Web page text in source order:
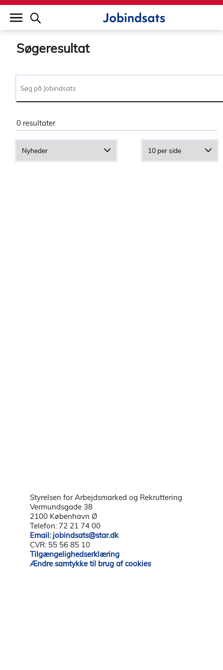
builddate: 2026-02-02 16:12:57
Søgeresultat
0 resultater
Styrelsen for Arbejdsmarked og Rekruttering
Vermundsgade 38
2100 København Ø
Telefon: 72 21 74 00
Email: jobindsats@star.dk
CVR: 55 56 85 10
Tilgængelighedserklæring
Ændre samtykke til brug af cookies